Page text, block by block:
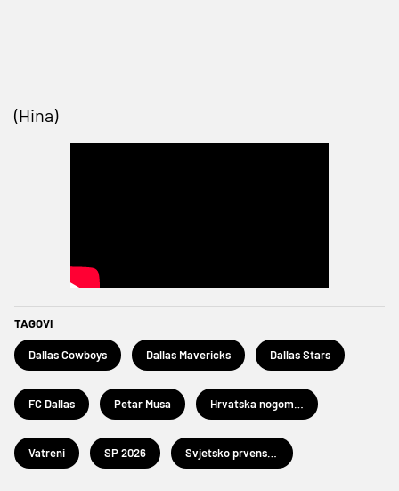
(Hina)
TAGOVI
Dallas Cowboys Dallas Mavericks Dallas Stars
FC Dallas Petar Musa
Vatreni SP 2026